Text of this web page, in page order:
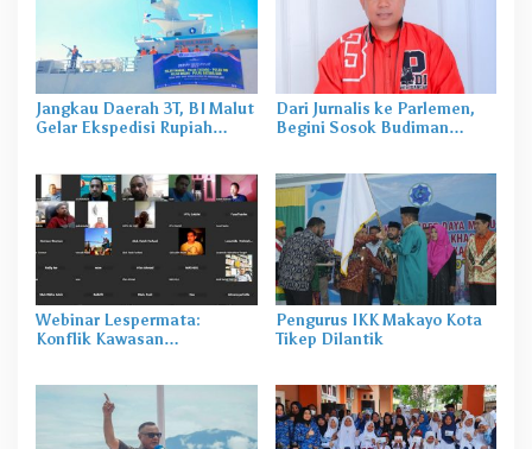
Jangkau Daerah 3T, BI Malut
Gelar Ekspedisi Rupiah
Dari Jurnalis ke Parlemen,
Begini Sosok Budiman
Webinar Lespermata:
Konflik Kawasan
Pengurus IKK Makayo Kota
Tikep Dilantik